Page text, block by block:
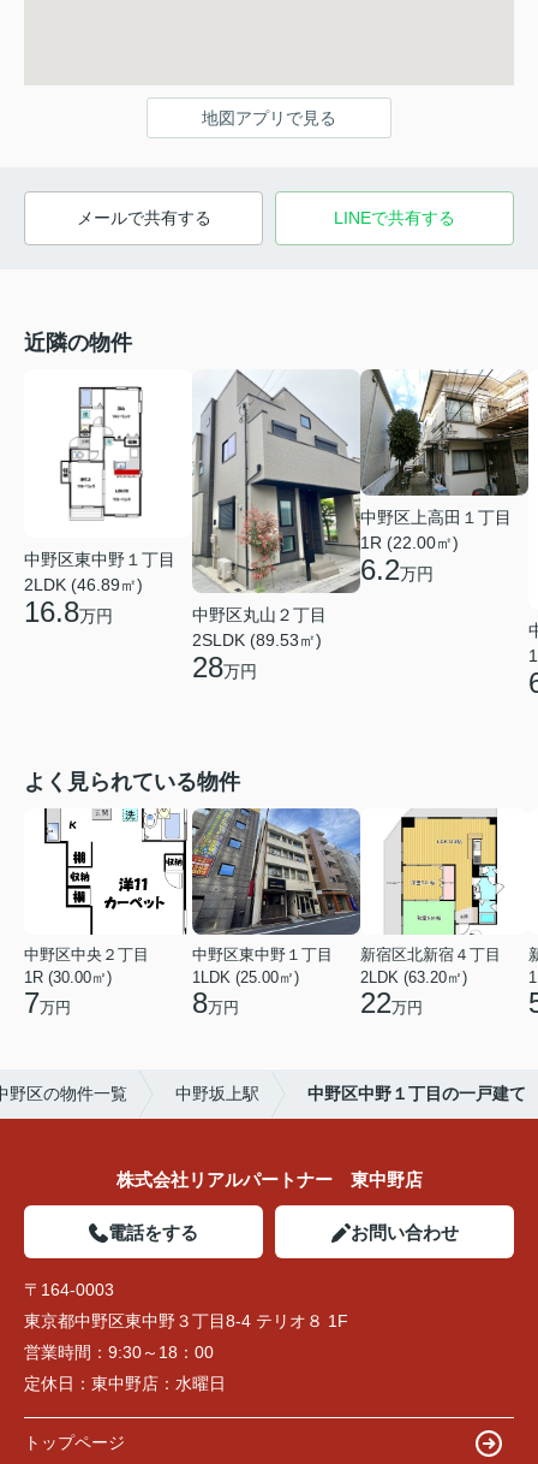
地図アプリで見る
メールで共有する LINEで共有する
近隣の物件
中野区東中野１丁目
2LDK (46.89㎡)
16.8万円
中野区丸山２丁目
2SLDK (89.53㎡)
28万円
中野区上高田１丁目
1R (22.00㎡)
6.2万円
よく見られている物件
中野区中央２丁目
1R (30.00㎡)
7万円
中野区東中野１丁目
1LDK (25.00㎡)
8万円
新宿区北新宿４丁目
2LDK (63.20㎡)
22万円
野区の物件一覧 中野坂上駅 中野区中野１丁目の一戸建て
株式会社リアルパートナー 東中野店
電話をする お問い合わせ
〒164-0003
東京都中野区東中野３丁目8-4 テリオ８ 1F
営業時間： 9:30～18：00
定休日： 東中野店：水曜日
トップページ